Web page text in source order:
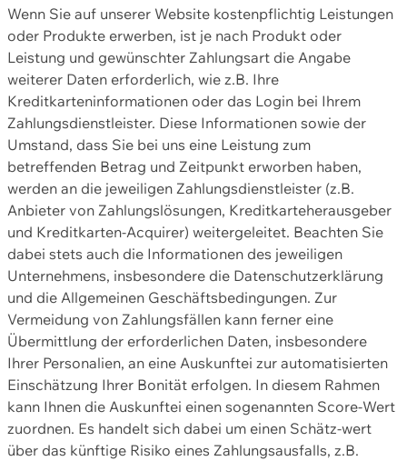
Wenn Sie auf unserer Website kostenpflichtig Leistungen
oder Produkte erwerben, ist je nach Produkt oder
Leistung und gewünschter Zahlungsart die Angabe
weiterer Daten erforderlich, wie z.B. Ihre
Kreditkarteninformationen oder das Login bei Ihrem
Zahlungsdienstleister. Diese Informationen sowie der
Umstand, dass Sie bei uns eine Leistung zum
betreffenden Betrag und Zeitpunkt erworben haben,
werden an die jeweiligen Zahlungsdienstleister (z.B.
Anbieter von Zahlungslösungen, Kreditkarteherausgeber
und Kreditkarten-Acquirer) weitergeleitet. Beachten Sie
dabei stets auch die Informationen des jeweiligen
Unternehmens, insbesondere die Datenschutzerklärung
und die Allgemeinen Geschäftsbedingungen. Zur
Vermeidung von Zahlungsfällen kann ferner eine
Übermittlung der erforderlichen Daten, insbesondere
Ihrer Personalien, an eine Auskunftei zur automatisierten
Einschätzung Ihrer Bonität erfolgen. In diesem Rahmen
kann Ihnen die Auskunftei einen sogenannten Score-Wert
zuordnen. Es handelt sich dabei um einen Schätz-wert
über das künftige Risiko eines Zahlungsausfalls, z.B.